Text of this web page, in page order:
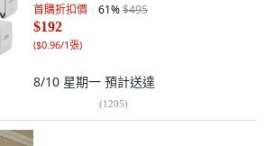
首購折扣價 61%$495
$192
($0.96/1張)
8/10 星期一 預計送達
(1205)